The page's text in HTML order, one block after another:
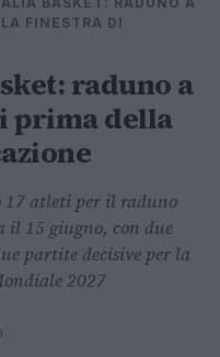
FINESTRA DI
raduno a
prima della
17 atleti per il raduno
il 15 giugno, con due
partite decisive per la
2027